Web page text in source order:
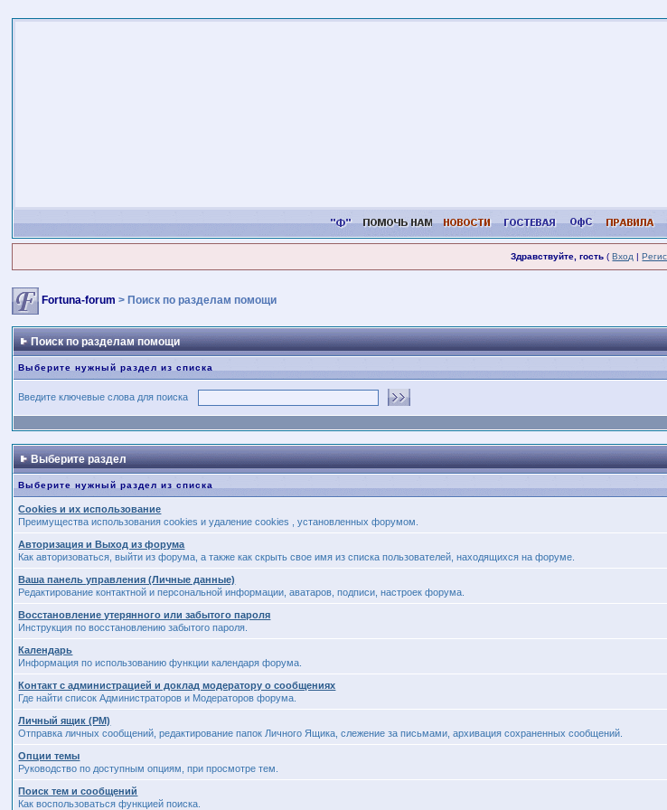
Здравствуйте, гость (Вход |
Fortuna-forum > Поиск по разделам помощи
Поиск по разделам помощи
Выберите нужный раздел из списка
Введите ключевые слова для поиска
Выберите раздел
Выберите нужный раздел из списка
Cookies и их использование
Преимущества использования cookies и удаление cookies , установленных форумом.
Авторизация и Выход из форума
Как авторизоваться, выйти из форума, а также как скрыть свое имя из списка пользователей, находящихся на форуме.
Ваша панель управления (Личные данные)
Редактирование контактной и персональной информации, аватаров, подписи, настроек форума.
Восстановление утерянного или забытого пароля
Инструкция по восстановлению забытого пароля.
Календарь
Информация по использованию функции календаря форума.
Контакт с администрацией и доклад модератору о сообщениях
Где найти список Администраторов и Модераторов форума.
Личный ящик (PM)
Отправка личных сообщений, редактирование папок Личного Ящика, слежение за письмами, архивация сохраненных сообщений.
Опции темы
Руководство по доступным опциям, при просмотре тем.
Поиск тем и сообщений
Как воспользоваться функцией поиска.